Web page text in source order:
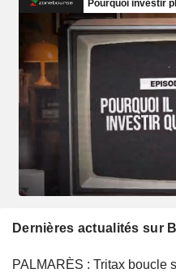
Dernières actualités sur
PALMARÈS : Tritax boucle